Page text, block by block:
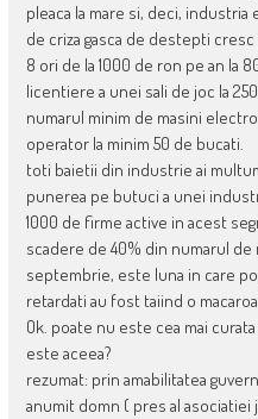
pleaca la mare si, deci,
de criza gasca de destepti
8 ori de la 1000 de ron pe an la
licentiere a unei sali de joc la
numarul minim de masini
operator la minim 50 de bucati.
toti baietii din industrie ai
punerea pe butuci a unei
1000 de firme active in acest
scadere de 40% din numarul
septembrie, este luna in care
retardati au fost taiind o
Ok. poate nu este cea mai
este aceea?
rezumat: prin amabilitatea
anumit domn ( pres al